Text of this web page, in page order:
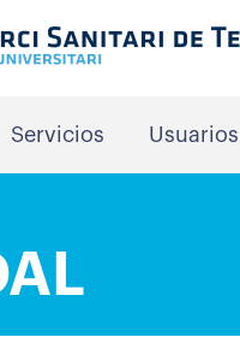
Servicios Usuarios